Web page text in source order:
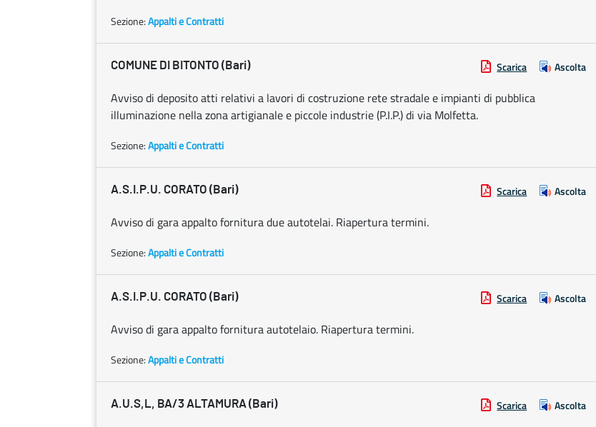
Sezione:Appalti e Contratti
COMUNE DI BITONTO (Bari) Scarica Ascolta
Avviso di deposito atti relativi a lavori di costruzione rete stradale e impianti di pubblica
illuminazione nella zona artigianale e piccole industrie (P.I.P.) di via Molfetta.
Sezione:Appalti e Contratti
A.S.I.P.U. CORATO (Bari) Scarica Ascolta
Avviso di gara appalto fornitura due autotelai. Riapertura termini.
Sezione:Appalti e Contratti
A.S.I.P.U. CORATO (Bari) Scarica Ascolta
Avviso di gara appalto fornitura autotelaio. Riapertura termini.
Sezione:Appalti e Contratti
A.U.S,L, BA/3 ALTAMURA (Bari) Scarica Ascolta